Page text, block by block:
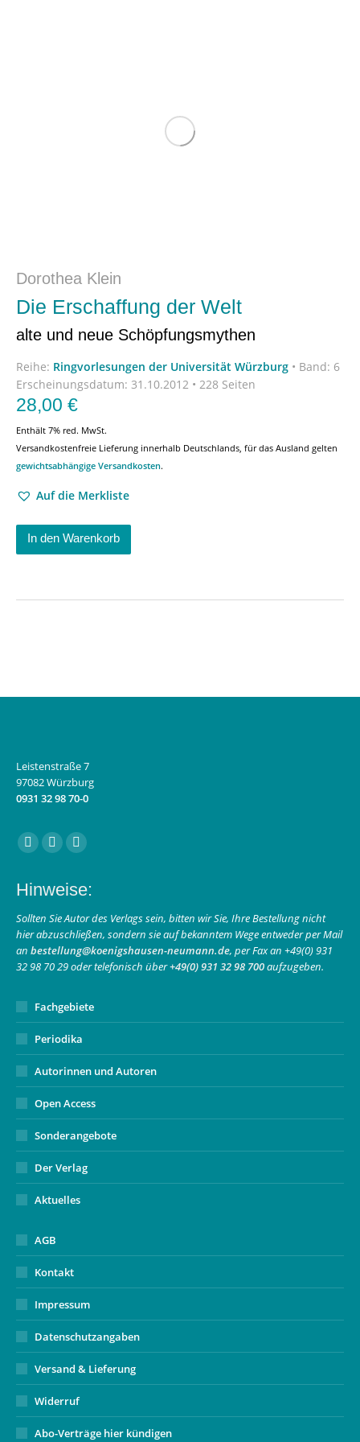
Dorothea Klein
Die Erschaffung der Welt
alte und neue Schöpfungsmythen
Reihe: Ringvorlesungen der Universität Würzburg • Band: 6
Erscheinungsdatum: 31.10.2012 • 228 Seiten
28,00 €
Enthält 7% red. MwSt.
Versandkostenfreie Lieferung innerhalb Deutschlands, für das Ausland gelten
gewichtsabhängige Versandkosten.
Auf die Merkliste
In den Warenkorb
Leistenstraße 7
97082 Würzburg
0931 32 98 70-0
Finden Sie uns auf:
Facebook
opens
in
new
window
Instagram
opens
in
new
window
E-
page
opens
in
new
window
Hinweise:
Sollten Sie Autor des Verlags sein, bitten wir Sie, Ihre Bestellung nicht
hier abzuschließen, sondern sie auf bekanntem Wege entweder per Mail
an bestellung@koenigshausen-neumann.de, per Fax an +49(0) 931
32 98 70 29 oder telefonisch über+49(0) 931 32 98 700aufzugeben.
Fachgebiete
Periodika
Autorinnen und Autoren
Open Access
Sonderangebote
Der Verlag
Aktuelles
AGB
Kontakt
Impressum
Datenschutzangaben
Versand & Lieferung
Widerruf
Abo-Verträge hier kündigen